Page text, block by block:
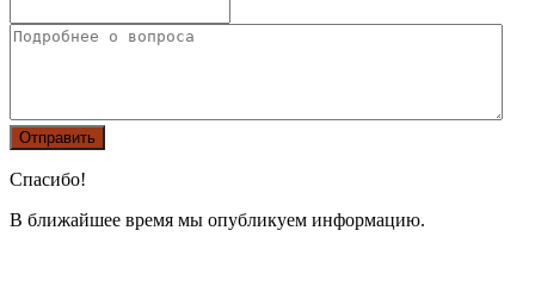
Спасибо!
В ближайшее время мы опубликуем информацию.